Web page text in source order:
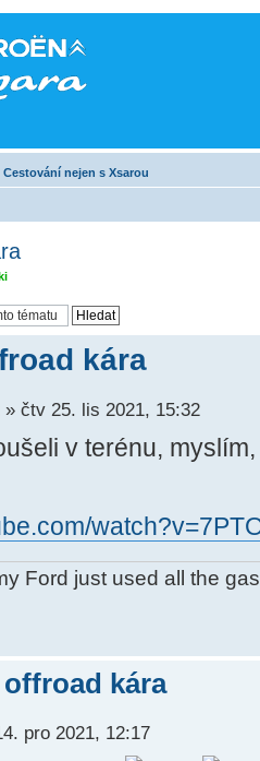
Cestování nejen s Xsarou
kára
» čtv 25. lis 2021, 15:32
v terénu,
Ford just used all the
kára
pro 2021, 12:17